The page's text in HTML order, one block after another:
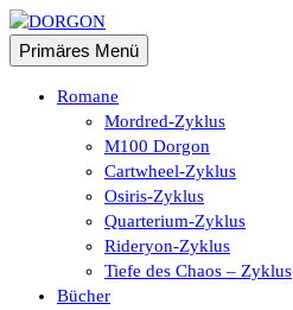
Zum
Inhalt
springen
DORGON
Suchen
Primäres Menü
Romane
Mordred-Zyklus
M100 Dorgon
Cartwheel-Zyklus
Osiris-Zyklus
Quarterium-Zyklus
Rideryon-Zyklus
Tiefe des Chaos – Zyklus
Bücher